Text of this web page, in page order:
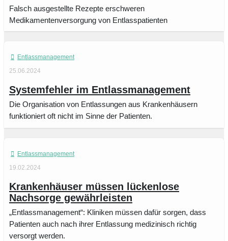
Falsch ausgestellte Rezepte erschweren
Medikamentenversorgung von Entlasspatienten
Entlassmanagement
25.06.2024
Systemfehler im Entlassmanagement
Die Organisation von Entlassungen aus Krankenhäusern
funktioniert oft nicht im Sinne der Patienten.
Entlassmanagement
19.02.2024
Krankenhäuser müssen lückenlose
Nachsorge gewährleisten
„Entlassmanagement“: Kliniken müssen dafür sorgen, dass
Patienten auch nach ihrer Entlassung medizinisch richtig
versorgt werden.